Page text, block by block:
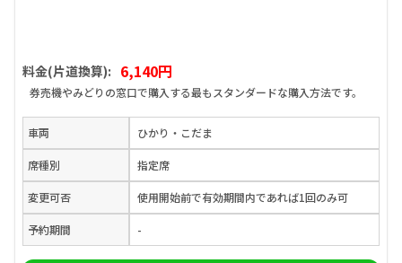
料金(片道換算): 6,140円
券売機やみどりの窓口で購入する最もスタンダードな購入方法です。
車両 ひかり・こだま
席種別 指定席
変更可否 使用開始前で有効期間内であれば1回のみ可
予約期間 -